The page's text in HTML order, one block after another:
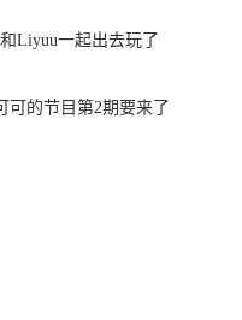
Liyuu一起出去玩了
可的节目第2期要来了